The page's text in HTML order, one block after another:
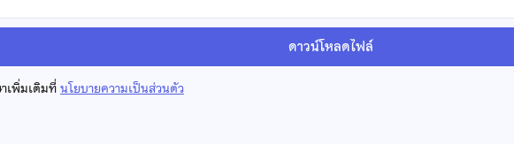
ดาวน์โหลดไฟล์
เพิ่มเติมที่นโยบายความเป็นส่วนตัว